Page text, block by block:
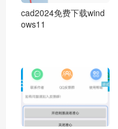
cad2024免费下载wind
ows11